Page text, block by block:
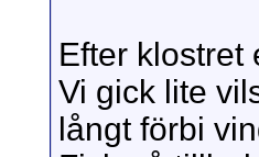
Efter
Vi gick lite
långt förbi